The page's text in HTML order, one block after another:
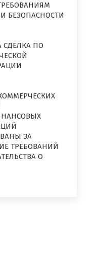
БЕЗОПАСНОСТИ
СДЕЛКА ПО
ЗА
ТРЕБОВАНИЙ
О